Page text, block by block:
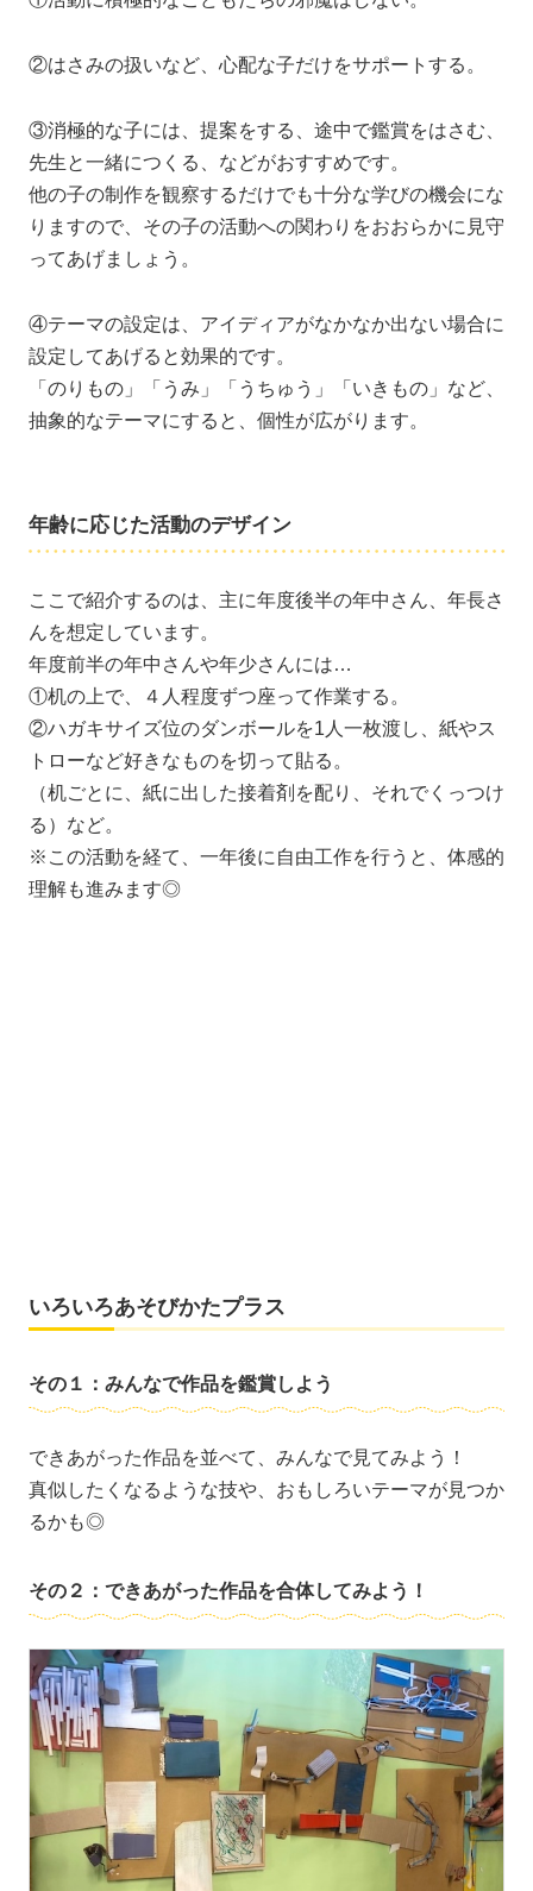
②はさみの扱いなど、心配な子だけをサポートする。
③消極的な子には、提案をする、途中で鑑賞をはさむ、
先生と一緒につくる、などがおすすめです。
他の子の制作を観察するだけでも十分な学びの機会にな
りますので、その子の活動への関わりをおおらかに見守
ってあげましょう。
④テーマの設定は、アイディアがなかなか出ない場合に
設定してあげると効果的です。
「のりもの」「うみ」「うちゅう」「いきもの」など、
抽象的なテーマにすると、個性が広がります。
年齢に応じた活動のデザイン
ここで紹介するのは、主に年度後半の年中さん、年長さ
んを想定しています。
年度前半の年中さんや年少さんには…
①机の上で、４人程度ずつ座って作業する。
②ハガキサイズ位のダンボールを1人一枚渡し、紙やス
トローなど好きなものを切って貼る。
（机ごとに、紙に出した接着剤を配り、それでくっつけ
る）など。
※この活動を経て、一年後に自由工作を行うと、体感的
理解も進みます◎
いろいろあそびかたプラス
その１：みんなで作品を鑑賞しよう
できあがった作品を並べて、みんなで見てみよう！
真似したくなるような技や、おもしろいテーマが見つか
るかも◎
その２：できあがった作品を合体してみよう！